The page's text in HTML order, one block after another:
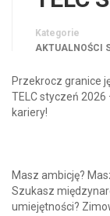
Kategorie
AKTUALNOŚCI
Przekrocz granice
TELC styczeń
kariery!
Masz ambicję?
Szukasz
umiejętności?